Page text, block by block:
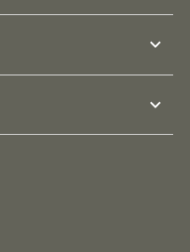
expand_more
expand_more